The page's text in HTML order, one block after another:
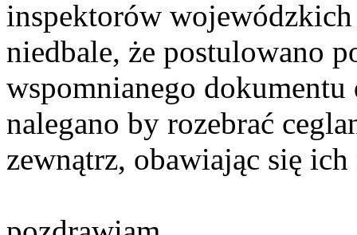
inspektorów
niedbale, że postulowano
wspomnianego
nalegano by rozebrać
zewnątrz, obawiając się ich